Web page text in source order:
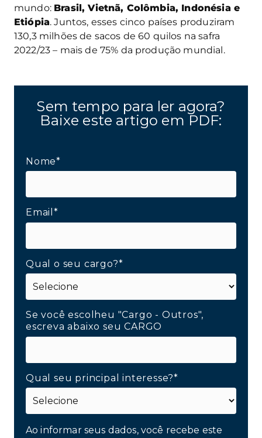
mundo: Brasil, Vietnã, Colômbia, Indonésia e
Etiópia. Juntos, esses cinco países produziram
130,3 milhões de sacos de 60 quilos na safra
2022/23 – mais de 75% da produção mundial.
Sem tempo para ler agora?
Baixe este artigo em PDF:
Nome*
Email*
Qual o seu cargo?*
Se você escolheu "Cargo - Outros",
escreva abaixo seu CARGO
Qual seu principal interesse?*
Ao informar seus dados, você recebe este